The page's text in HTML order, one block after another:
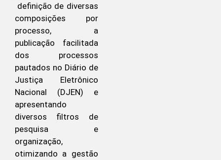
definição de diversas
composições por
processo, a
publicação facilitada
dos processos
pautados no Diário de
Justiça Eletrônico
Nacional (DJEN) e
apresentando
diversos filtros de
pesquisa e
organização,
otimizando a gestão